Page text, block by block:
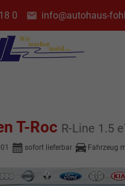
0 info@autohaus-
T-Roc R-Line 1.5
sofort lieferbar Fahrzeug